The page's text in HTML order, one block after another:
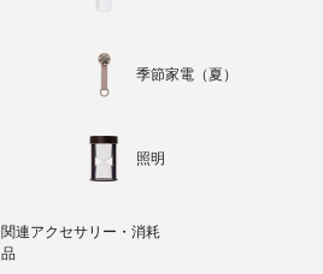
季節家電（夏）
照明
関連アクセサリー・消耗
品